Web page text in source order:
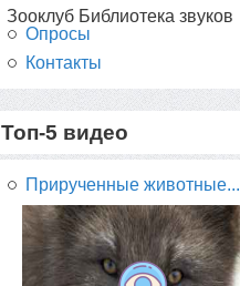
Зооклуб Библиотека звуков
Опросы
Контакты
Топ-5 видео
Прирученные животные...